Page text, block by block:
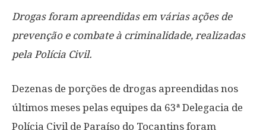
Drogas foram apreendidas em várias ações de
prevenção e combate à criminalidade, realizadas
pela Polícia Civil.
Dezenas de porções de drogas apreendidas nos
últimos meses pelas equipes da 63ª Delegacia de
Polícia Civil de Paraíso do Tocantins foram